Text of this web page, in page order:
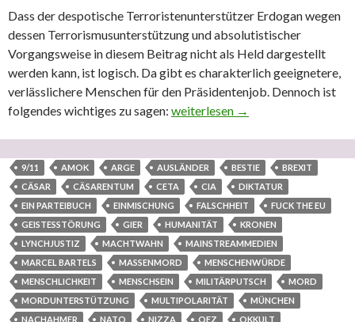
Dass der despotische Terroristenunterstützer Erdogan wegen
dessen Terrorismusunterstützung und absolutistischer
Vorgangsweise in diesem Beitrag nicht als Held dargestellt
werden kann, ist logisch. Da gibt es charakterlich geeignetere,
verlässlichere Menschen für den Präsidentenjob. Dennoch ist
folgendes wichtiges zu sagen: Zum Terroranschlag in Nizza am
weiterlesen →
9/11 AMOK ARGE AUSLÄNDER BESTIE
BREXIT
CÄSAR
CÄSARENTUM CETA CIA
DIKTATUR
EIN PARTEIBUCH
EINMISCHUNG FALSCHHEIT
FUCK THE EU
GEISTESSTÖRUNG
GIER HUMANITÄT
KRONEN
LYNCHJUSTIZ
MACHTWAHN
MAINSTREAMMEDIEN
MARCEL BARTELS
MASSENMORD
MENSCHENWÜRDE
MENSCHLICHKEIT
MENSCHSEIN MILITÄRPUTSCH
MORD
MORDUNTERSTÜTZUNG
MULTIPOLARITÄT
MÜNCHEN
NACHAHMER
NATO NIZZA OEZ
OKKULT